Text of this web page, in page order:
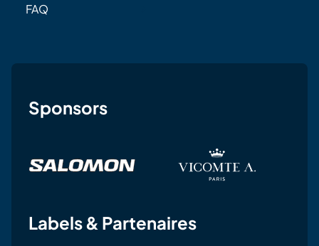
FAQ
Sponsors
Labels & Partenaires